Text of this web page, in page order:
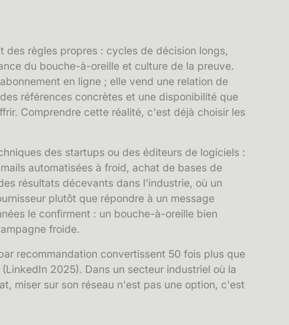
des règles propres : cycles de décision longs,
du bouche-à-oreille et culture de la preuve.
en ligne ; elle vend une relation de
références concrètes et une disponibilité que
Comprendre cette réalité, c'est déjà choisir les
des startups ou des éditeurs de logiciels :
automatisées à froid, achat de bases de
résultats décevants dans l'industrie, où un
plutôt que répondre à un message
le confirment : un bouche-à-oreille bien
froide.
recommandation convertissent 50 fois plus que
2025). Dans un secteur industriel où la
miser sur son réseau n'est pas une option, c'est